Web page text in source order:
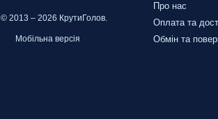
© 2013 – 2026 КрутиГолов.
Мобільна версія
Про нас
Оплата та
Обмін та